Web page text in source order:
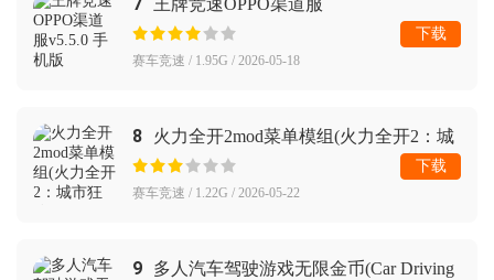
王牌竞速OPPO渠道服
赛车竞速 / 1.95G / 2026-05-18
下载
8
火力全开2mod菜单模组(火力全开2：城
市狂热)
赛车竞速 / 1.22G / 2026-05-22
下载
9
多人汽车驾驶游戏无限金币(Car Driving